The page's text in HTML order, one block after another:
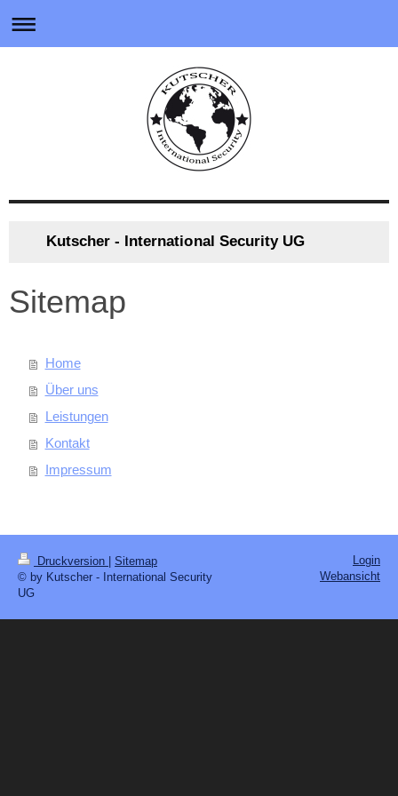
Kutscher - International Security UG
Sitemap
Home
Über uns
Leistungen
Kontakt
Impressum
Druckversion | Sitemap
© by Kutscher - International Security
UG
Login
Webansicht